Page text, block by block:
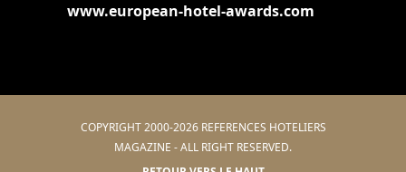
www.european-hotel-awards.com
COPYRIGHT 2000-2026 REFERENCES HOTELIERS
MAGAZINE - ALL RIGHT RESERVED.